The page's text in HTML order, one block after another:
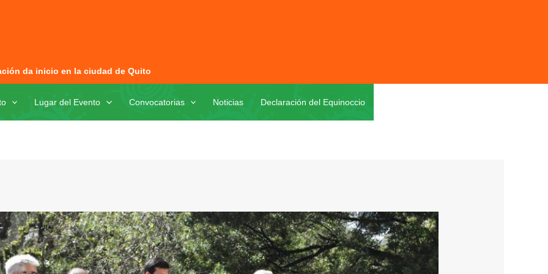
da inicio en la ciudad de Quito
Lugar del Evento Convocatorias Noticias Declaración del Equinoccio